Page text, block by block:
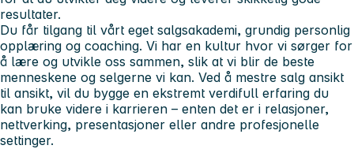
resultater.
Du får tilgang til vårt eget salgsakademi, grundig personlig
opplæring og coaching. Vi har en kultur hvor vi sørger for
å lære og utvikle oss sammen, slik at vi blir de beste
menneskene og selgerne vi kan. Ved å mestre salg ansikt
til ansikt, vil du bygge en ekstremt verdifull erfaring du
kan bruke videre i karrieren – enten det er i relasjoner,
nettverking, presentasjoner eller andre profesjonelle
settinger.